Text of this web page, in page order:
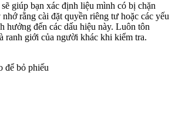
giúp bạn xác định liệu mình có bị chặn
rằng cài đặt quyền riêng tư hoặc các yếu
hưởng đến các dấu hiệu này. Luôn tôn
ranh giới của người khác khi kiểm tra.
để bỏ phiếu